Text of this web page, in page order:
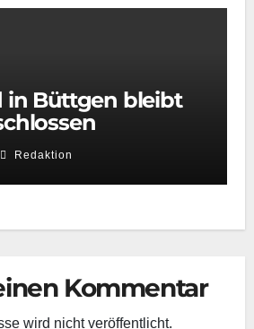
in Büttgen bleibt
Redaktion
Kommentar
wird nicht veröffentlicht.